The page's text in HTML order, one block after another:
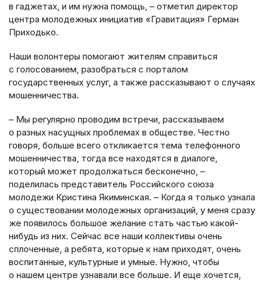
в гаджетах, и им нужна помощь, – отметил директор
центра молодежных инициатив «Гравитация» Герман
Приходько.
Наши волонтеры помогают жителям справиться
с голосованием, разобраться с порталом
государственных услуг, а также рассказывают о случаях
мошенничества.
– Мы регулярно проводим встречи, рассказываем
о разных насущных проблемах в обществе. Честно
говоря, больше всего откликается тема телефонного
мошенничества, тогда все находятся в диалоге,
который может продолжаться бесконечно, –
поделилась представитель Российского союза
молодежи Кристина Якиминская. – Когда я только узнала
о существовании молодежных организаций, у меня сразу
же появилось большое желание стать частью какой-
нибудь из них. Сейчас все наши коллективы очень
сплоченные, а ребята, которые к нам приходят, очень
воспитанные, культурные и умные. Нужно, чтобы
о нашем центре узнавали все больше. И еще хочется,